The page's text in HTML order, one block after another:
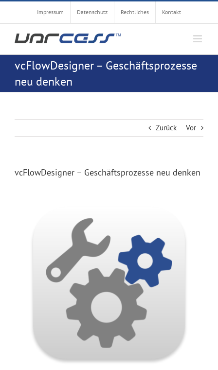
Zum
springen
Impressum Datenschutz Rechtliches Kontakt
vcFlowDesigner – Geschäftsprozesse
neu denken
Zurück Vor
vcFlowDesigner – Geschäftsprozesse neu denken